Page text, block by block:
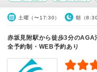
土曜（〜17:30） 朝（8:30
赤坂見附駅から徒歩3分の
全予約制・WEB予約あり